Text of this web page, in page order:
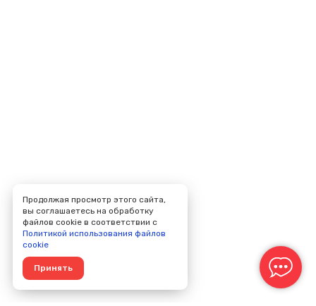
Продолжая просмотр этого сайта,
вы соглашаетесь на обработку
файлов cookie в соответствии с
Политикой использования файлов
cookie
Принять